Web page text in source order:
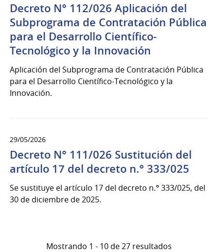
Decreto N° 112/026 Aplicación del
Subprograma de Contratación Pública
para el Desarrollo Científico-
Tecnológico y la Innovación
Aplicación del Subprograma de Contratación Pública
para el Desarrollo Científico-Tecnológico y la
Innovación.
29/05/2026
Decreto N° 111/026 Sustitución del
artículo 17 del decreto n.° 333/025
Se sustituye el artículo 17 del decreto n.° 333/025, del
30 de diciembre de 2025.
Mostrando 1 - 10 de 27 resultados